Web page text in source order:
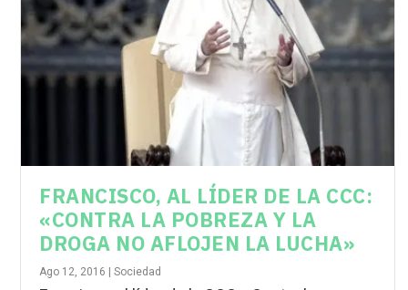
FRANCISCO, AL LÍDER DE LA CCC:
«CONTRA LA POBREZA Y LA
DROGA NO AFLOJEN LA LUCHA»
Ago 12, 2016 |Sociedad